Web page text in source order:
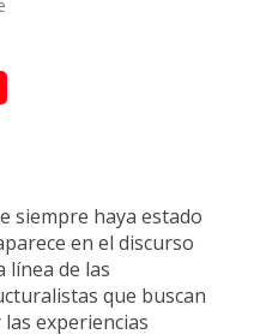
siempre haya estado
en el discurso
línea de las
que buscan
experiencias